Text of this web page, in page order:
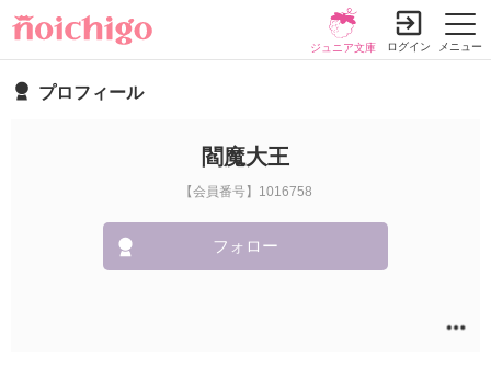
メニュー
ジュニア文庫 ログイン
プロフィール
閻魔大王
【会員番号】1016758
フォロー